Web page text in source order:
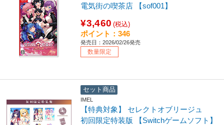
電気街の喫茶店 【sof001】
¥3,460 (税込)
ポイント：346
発売日：2026/02/26発売
数量限定
セット商品
IMEL
【特典対象】 セレクトオブリージュ
初回限定特装版 【Switchゲームソフト】